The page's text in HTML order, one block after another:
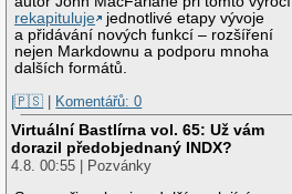
rekapituluje
jednotlivé etapy vývoje
a přidávání nových funkcí – rozšíření
nejen Markdownu a podporu mnoha
dalších formátů.
|🇵🇸 | Komentářů: 0
Virtuální Bastlírna vol. 65: Už vám
dorazil předobjednaný INDX?
4.8. 00:55 | Pozvánky